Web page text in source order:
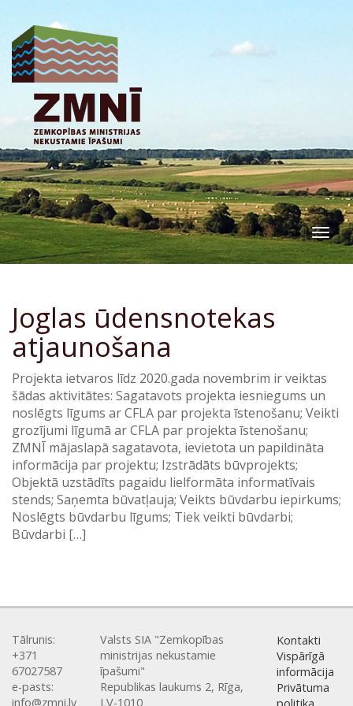
Joglas ūdensnotekas
atjaunošana
Projekta ietvaros līdz 2020.gada novembrim ir veiktas
šādas aktivitātes: Sagatavots projekta iesniegums un
noslēgts līgums ar CFLA par projekta īstenošanu; Veikti
grozījumi līgumā ar CFLA par projekta īstenošanu;
ZMNĪ mājaslapā sagatavota, ievietota un papildināta
informācija par projektu; Izstrādāts būvprojekts;
Objektā uzstādīts pagaidu lielformāta informatīvais
stends; Saņemta būvatļauja; Veikts būvdarbu iepirkums;
Noslēgts būvdarbu līgums; Tiek veikti būvdarbi;
Būvdarbi […]
Tālrunis:
+371
67027587
e-pasts:
info@zmni.lv
Valsts SIA "Zemkopības
ministrijas nekustamie
īpašumi"
Republikas laukums 2, Rīga,
LV-1010
Kontakti
Vispārīgā
informācija
Privātuma